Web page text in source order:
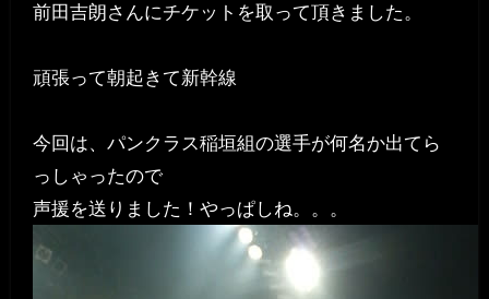
前田吉朗さんにチケットを取って頂きました。
頑張って朝起きて新幹線
今回は、パンクラス稲垣組の選手が何名か出てら
っしゃったので
声援を送りました！やっぱしね。。。